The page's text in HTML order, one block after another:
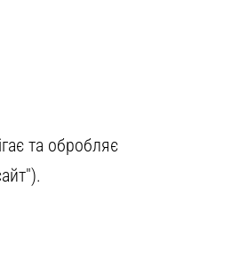
та обробляє